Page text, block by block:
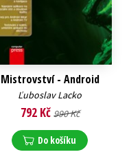
Mistrovství - Android
Ľuboslav Lacko
792 Kč 990 Kč
Do košíku